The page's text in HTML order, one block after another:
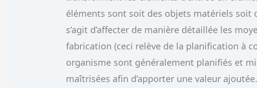
éléments sont soit des objets matériels soit
s’agit d’affecter de manière détaillée les
fabrication (ceci relève de la planification à
organisme sont généralement planifiés et
maîtrisées afin d’apporter une valeur ajoutée.